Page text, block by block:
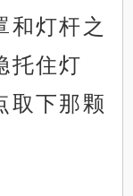
和灯杆之
托住灯
取下那颗